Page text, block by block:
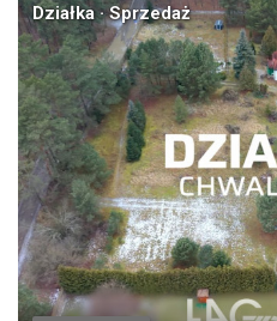
Działka · Sprzedaż